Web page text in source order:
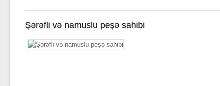
Şərəfli və namuslu peşə sahibi
....